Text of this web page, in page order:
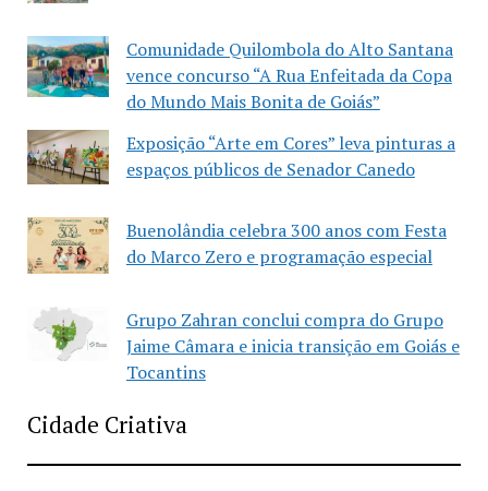
Comunidade Quilombola do Alto Santana
vence concurso “A Rua Enfeitada da Copa
do Mundo Mais Bonita de Goiás”
Exposição “Arte em Cores” leva pinturas a
espaços públicos de Senador Canedo
Buenolândia celebra 300 anos com Festa
do Marco Zero e programação especial
Grupo Zahran conclui compra do Grupo
Jaime Câmara e inicia transição em Goiás e
Tocantins
Cidade Criativa